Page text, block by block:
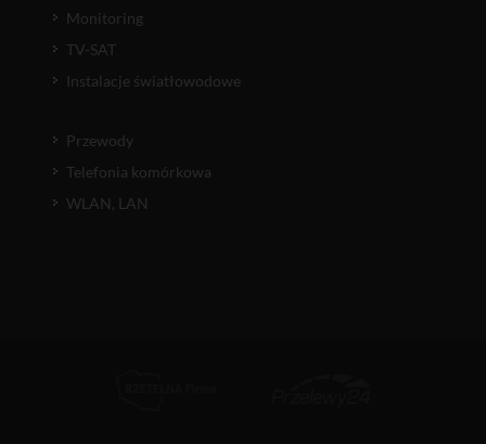
Monitoring
TV-SAT
Instalacje światłowodowe
Przewody
Telefonia komórkowa
WLAN, LAN